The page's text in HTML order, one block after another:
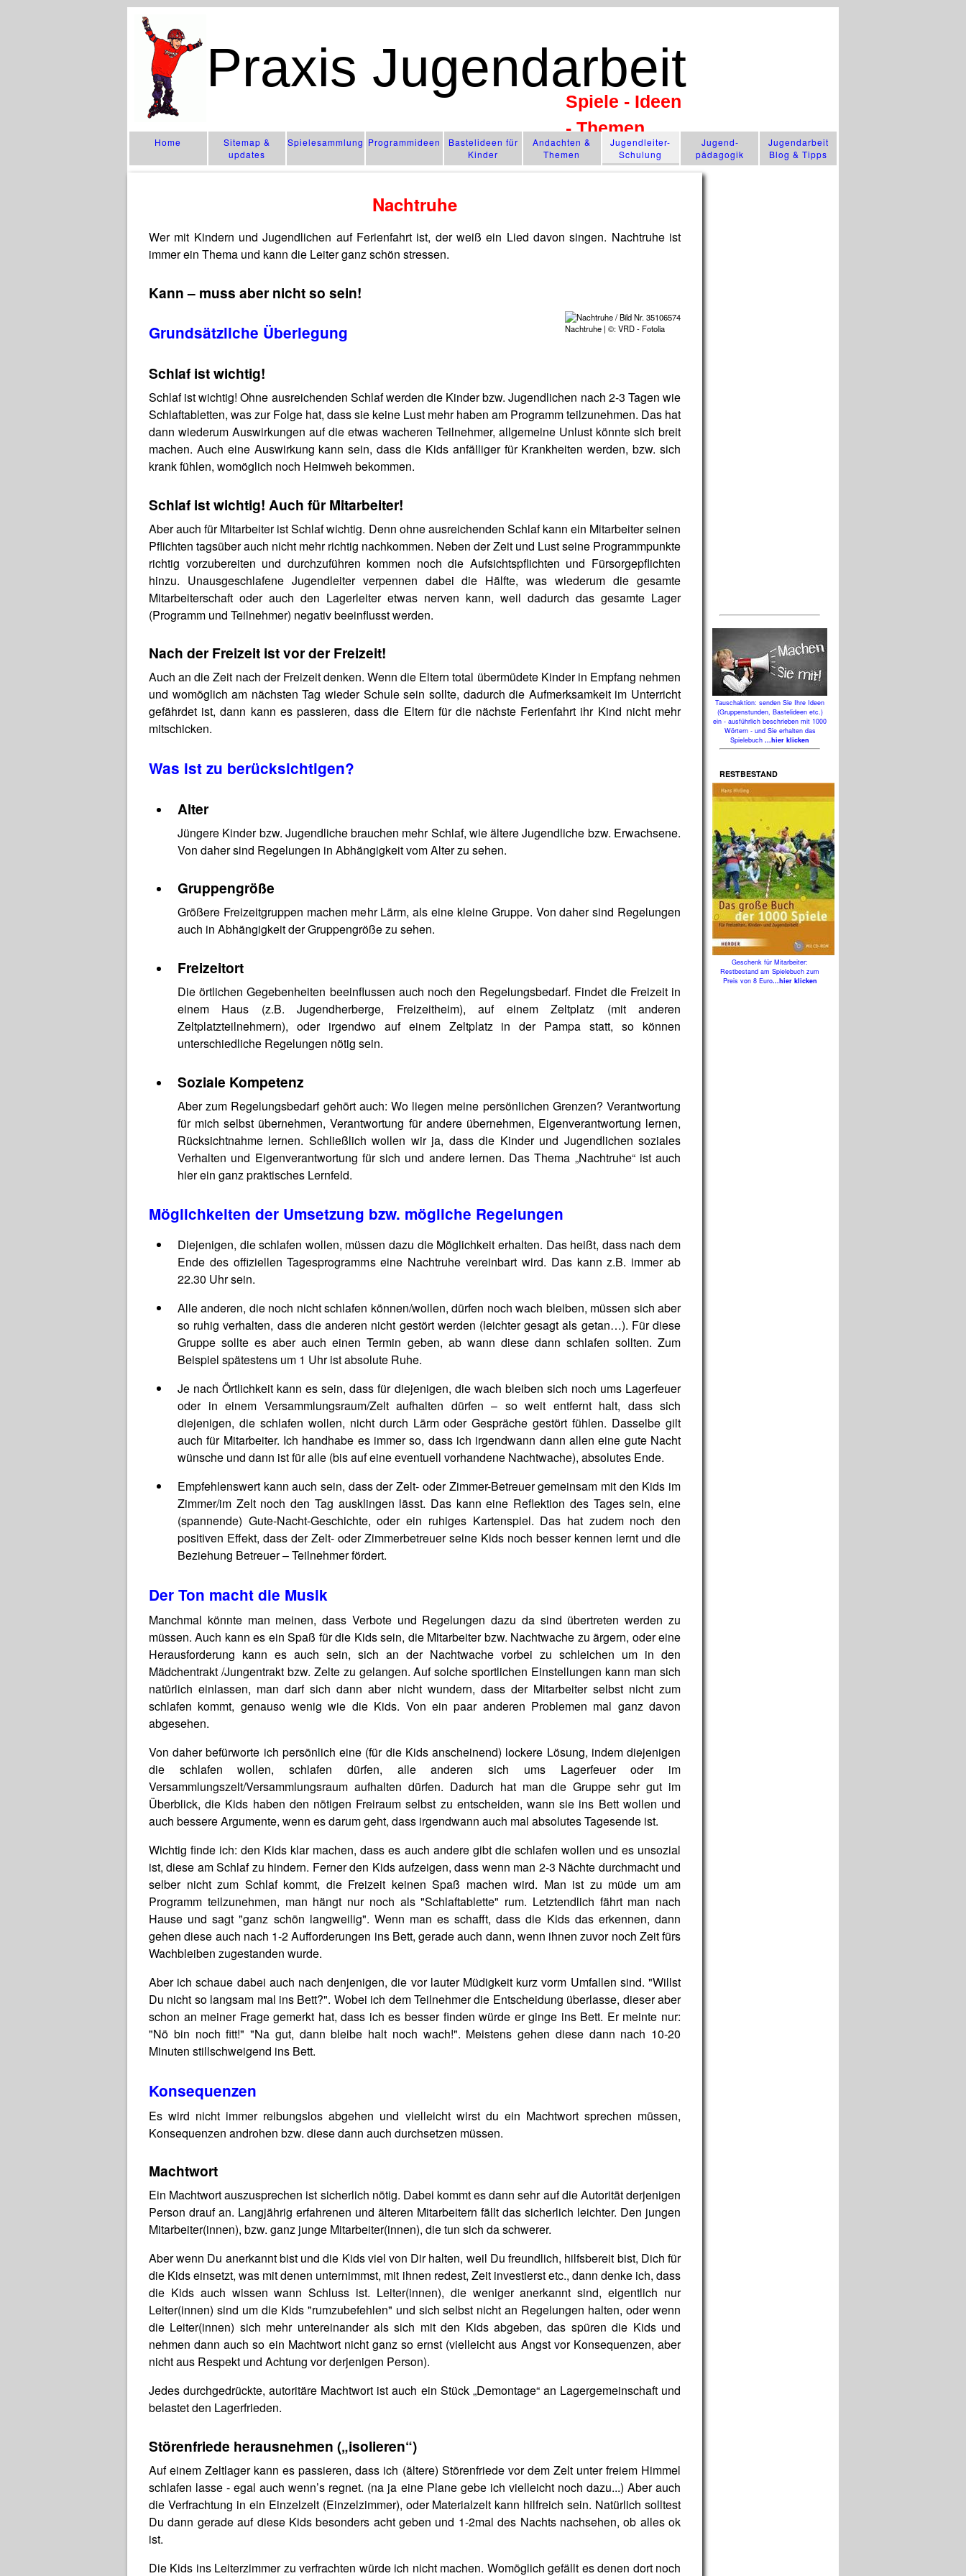
Praxis Jugendarbeit
Spiele - Ideen
- Themen
Home
Sitemap &
updates
Spiele­sammlung Programm­ideen
Bastelideen für
Kinder
Andachten &
Themen
Jugendleiter-
Schulung
Jugend­
pädagogik
Jugendarbeit
Blog & Tipps
Tauschaktion: senden Sie Ihre Ideen
(Gruppenstunden, Bastelideen etc.)
ein - ausführlich beschrieben mit 1000
Wörtern - und Sie erhalten das
Spielebuch ...hier klicken
RESTBESTAND
Geschenk für Mitarbeiter:
Restbestand am Spielebuch zum
Preis von 8 Euro...hier klicken
Nachtruhe
Wer mit Kindern und Jugendlichen auf Ferienfahrt ist, der weiß ein Lied davon singen. Nachtruhe ist
immer ein Thema und kann die Leiter ganz schön stressen.
Kann – muss aber nicht so sein!
Nachtruhe | ©: VRD - Fotolia
Grundsätzliche Überlegung
Schlaf ist wichtig!
Schlaf ist wichtig! Ohne ausreichenden Schlaf werden die Kinder bzw. Jugendlichen nach 2-3 Tagen wie
Schlaftabletten, was zur Folge hat, dass sie keine Lust mehr haben am Programm teilzunehmen. Das hat
dann wiederum Auswirkungen auf die etwas wacheren Teilnehmer, allgemeine Unlust könnte sich breit
machen. Auch eine Auswirkung kann sein, dass die Kids anfälliger für Krankheiten werden, bzw. sich
krank fühlen, womöglich noch Heimweh bekommen.
Schlaf ist wichtig! Auch für Mitarbeiter!
Aber auch für Mitarbeiter ist Schlaf wichtig. Denn ohne ausreichenden Schlaf kann ein Mitarbeiter seinen
Pflichten tagsüber auch nicht mehr richtig nachkommen. Neben der Zeit und Lust seine Programmpunkte
richtig vorzubereiten und durchzuführen kommen noch die Aufsichtspflichten und Fürsorgepflichten
hinzu. Unausgeschlafene Jugendleiter verpennen dabei die Hälfte, was wiederum die gesamte
Mitarbeiterschaft oder auch den Lagerleiter etwas nerven kann, weil dadurch das gesamte Lager
(Programm und Teilnehmer) negativ beeinflusst werden.
Nach der Freizeit ist vor der Freizeit!
Auch an die Zeit nach der Freizeit denken. Wenn die Eltern total übermüdete Kinder in Empfang nehmen
und womöglich am nächsten Tag wieder Schule sein sollte, dadurch die Aufmerksamkeit im Unterricht
gefährdet ist, dann kann es passieren, dass die Eltern für die nächste Ferienfahrt ihr Kind nicht mehr
mitschicken.
Was ist zu berücksichtigen?
Alter
Jüngere Kinder bzw. Jugendliche brauchen mehr Schlaf, wie ältere Jugendliche bzw. Erwachsene.
Von daher sind Regelungen in Abhängigkeit vom Alter zu sehen.
Gruppengröße
Größere Freizeitgruppen machen mehr Lärm, als eine kleine Gruppe. Von daher sind Regelungen
auch in Abhängigkeit der Gruppengröße zu sehen.
Freizeitort
Die örtlichen Gegebenheiten beeinflussen auch noch den Regelungsbedarf. Findet die Freizeit in
einem Haus (z.B. Jugendherberge, Freizeitheim), auf einem Zeltplatz (mit anderen
Zeltplatzteilnehmern), oder irgendwo auf einem Zeltplatz in der Pampa statt, so können
unterschiedliche Regelungen nötig sein.
Soziale Kompetenz
Aber zum Regelungsbedarf gehört auch: Wo liegen meine persönlichen Grenzen? Verantwortung
für mich selbst übernehmen, Verantwortung für andere übernehmen, Eigenverantwortung lernen,
Rücksichtnahme lernen. Schließlich wollen wir ja, dass die Kinder und Jugendlichen soziales
Verhalten und Eigenverantwortung für sich und andere lernen. Das Thema „Nachtruhe“ ist auch
hier ein ganz praktisches Lernfeld.
Möglichkeiten der Umsetzung bzw. mögliche Regelungen
Diejenigen, die schlafen wollen, müssen dazu die Möglichkeit erhalten. Das heißt, dass nach dem
Ende des offiziellen Tagesprogramms eine Nachtruhe vereinbart wird. Das kann z.B. immer ab
22.30 Uhr sein.
Alle anderen, die noch nicht schlafen können/wollen, dürfen noch wach bleiben, müssen sich aber
so ruhig verhalten, dass die anderen nicht gestört werden (leichter gesagt als getan…). Für diese
Gruppe sollte es aber auch einen Termin geben, ab wann diese dann schlafen sollten. Zum
Beispiel spätestens um 1 Uhr ist absolute Ruhe.
Je nach Örtlichkeit kann es sein, dass für diejenigen, die wach bleiben sich noch ums Lagerfeuer
oder in einem Versammlungsraum/Zelt aufhalten dürfen – so weit entfernt halt, dass sich
diejenigen, die schlafen wollen, nicht durch Lärm oder Gespräche gestört fühlen. Dasselbe gilt
auch für Mitarbeiter. Ich handhabe es immer so, dass ich irgendwann dann allen eine gute Nacht
wünsche und dann ist für alle (bis auf eine eventuell vorhandene Nachtwache), absolutes Ende.
Empfehlenswert kann auch sein, dass der Zelt- oder Zimmer-Betreuer gemeinsam mit den Kids im
Zimmer/im Zelt noch den Tag ausklingen lässt. Das kann eine Reflektion des Tages sein, eine
(spannende) Gute-Nacht-Geschichte, oder ein ruhiges Kartenspiel. Das hat zudem noch den
positiven Effekt, dass der Zelt- oder Zimmerbetreuer seine Kids noch besser kennen lernt und die
Beziehung Betreuer – Teilnehmer fördert.
Der Ton macht die Musik
Manchmal könnte man meinen, dass Verbote und Regelungen dazu da sind übertreten werden zu
müssen. Auch kann es ein Spaß für die Kids sein, die Mitarbeiter bzw. Nachtwache zu ärgern, oder eine
Herausforderung kann es auch sein, sich an der Nachtwache vorbei zu schleichen um in den
Mädchentrakt /Jungentrakt bzw. Zelte zu gelangen. Auf solche sportlichen Einstellungen kann man sich
natürlich einlassen, man darf sich dann aber nicht wundern, dass der Mitarbeiter selbst nicht zum
schlafen kommt, genauso wenig wie die Kids. Von ein paar anderen Problemen mal ganz davon
abgesehen.
Von daher befürworte ich persönlich eine (für die Kids anscheinend) lockere Lösung, indem diejenigen
die schlafen wollen, schlafen dürfen, alle anderen sich ums Lagerfeuer oder im
Versammlungszelt/Versammlungsraum aufhalten dürfen. Dadurch hat man die Gruppe sehr gut im
Überblick, die Kids haben den nötigen Freiraum selbst zu entscheiden, wann sie ins Bett wollen und
auch bessere Argumente, wenn es darum geht, dass irgendwann auch mal absolutes Tagesende ist.
Wichtig finde ich: den Kids klar machen, dass es auch andere gibt die schlafen wollen und es unsozial
ist, diese am Schlaf zu hindern. Ferner den Kids aufzeigen, dass wenn man 2-3 Nächte durchmacht und
selber nicht zum Schlaf kommt, die Freizeit keinen Spaß machen wird. Man ist zu müde um am
Programm teilzunehmen, man hängt nur noch als "Schlaftablette" rum. Letztendlich fährt man nach
Hause und sagt "ganz schön langweilig". Wenn man es schafft, dass die Kids das erkennen, dann
gehen diese auch nach 1-2 Aufforderungen ins Bett, gerade auch dann, wenn ihnen zuvor noch Zeit fürs
Wachbleiben zugestanden wurde.
Aber ich schaue dabei auch nach denjenigen, die vor lauter Müdigkeit kurz vorm Umfallen sind. "Willst
Du nicht so langsam mal ins Bett?". Wobei ich dem Teilnehmer die Entscheidung überlasse, dieser aber
schon an meiner Frage gemerkt hat, dass ich es besser finden würde er ginge ins Bett. Er meinte nur:
"Nö bin noch fitt!" "Na gut, dann bleibe halt noch wach!". Meistens gehen diese dann nach 10-20
Minuten stillschweigend ins Bett.
Konsequenzen
Es wird nicht immer reibungslos abgehen und vielleicht wirst du ein Machtwort sprechen müssen,
Konsequenzen androhen bzw. diese dann auch durchsetzen müssen.
Machtwort
Ein Machtwort auszusprechen ist sicherlich nötig. Dabei kommt es dann sehr auf die Autorität derjenigen
Person drauf an. Langjährig erfahrenen und älteren Mitarbeitern fällt das sicherlich leichter. Den jungen
Mitarbeiter(innen), bzw. ganz junge Mitarbeiter(innen), die tun sich da schwerer.
Aber wenn Du anerkannt bist und die Kids viel von Dir halten, weil Du freundlich, hilfsbereit bist, Dich für
die Kids einsetzt, was mit denen unternimmst, mit ihnen redest, Zeit investierst etc., dann denke ich, dass
die Kids auch wissen wann Schluss ist. Leiter(innen), die weniger anerkannt sind, eigentlich nur
Leiter(innen) sind um die Kids "rumzubefehlen" und sich selbst nicht an Regelungen halten, oder wenn
die Leiter(innen) sich mehr untereinander als sich mit den Kids abgeben, das spüren die Kids und
nehmen dann auch so ein Machtwort nicht ganz so ernst (vielleicht aus Angst vor Konsequenzen, aber
nicht aus Respekt und Achtung vor derjenigen Person).
Jedes durchgedrückte, autoritäre Machtwort ist auch ein Stück „Demontage“ an Lagergemeinschaft und
belastet den Lagerfrieden.
Störenfriede herausnehmen („isolieren“)
Auf einem Zeltlager kann es passieren, dass ich (ältere) Störenfriede vor dem Zelt unter freiem Himmel
schlafen lasse - egal auch wenn’s regnet. (na ja eine Plane gebe ich vielleicht noch dazu...) Aber auch
die Verfrachtung in ein Einzelzelt (Einzelzimmer), oder Materialzelt kann hilfreich sein. Natürlich solltest
Du dann gerade auf diese Kids besonders acht geben und 1-2mal des Nachts nachsehen, ob alles ok
ist.
Die Kids ins Leiterzimmer zu verfrachten würde ich nicht machen. Womöglich gefällt es denen dort noch